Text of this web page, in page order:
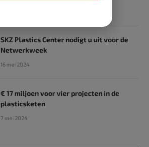
SKZ Plastics Center nodigt u uit voor de
Netwerkweek
16 mei 2024
€ 17 miljoen voor vier projecten in de
plasticsketen
7 mei 2024